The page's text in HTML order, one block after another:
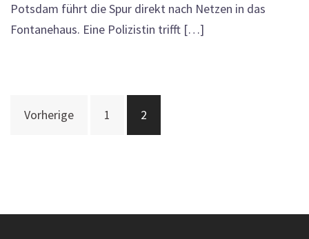
Potsdam führt die Spur direkt nach Netzen in das
Fontanehaus. Eine Polizistin trifft […]
Seitennummerierung
der
Vorherige 1 2